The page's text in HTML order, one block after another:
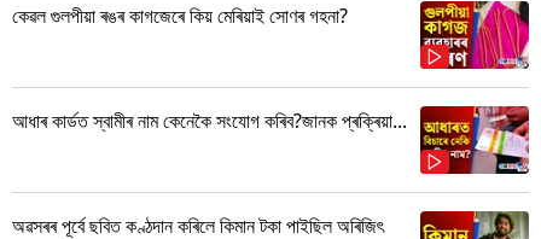
কেৱল গুলপীয়া ৰঙৰ কাগজেৰে কিয় মেৰিয়াই সোণৰ গহনা?
আধাৰ কাৰ্ডত স্বামীৰ নাম কেনেকৈ সংযোগ কৰিব?জানক প্ৰক্ৰিয়া...
অৱসৰৰ পূৰ্বে ছবিত কণ্ঠদান কৰিলে কিমান টকা পাইছিল অৰিজিৎ